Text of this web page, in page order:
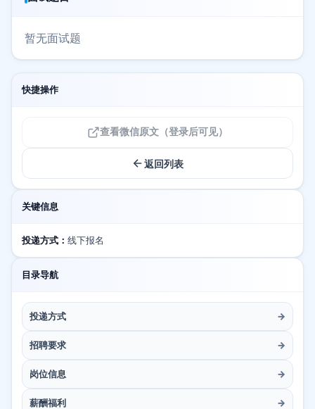
暂无面试题
快捷操作
查看微信原文（登录后可见）
返回列表
关键信息
投递方式： 线下报名
目录导航
投递方式 →
招聘要求 →
岗位信息 →
薪酬福利 →